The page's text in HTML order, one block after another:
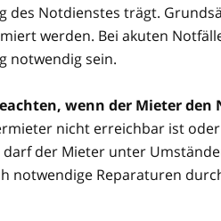
des Notdienstes trägt.
werden. Bei akuten
notwendig sein.
wenn der Mieter
nicht erreichbar ist
der Mieter unter
notwendige Reparaturen